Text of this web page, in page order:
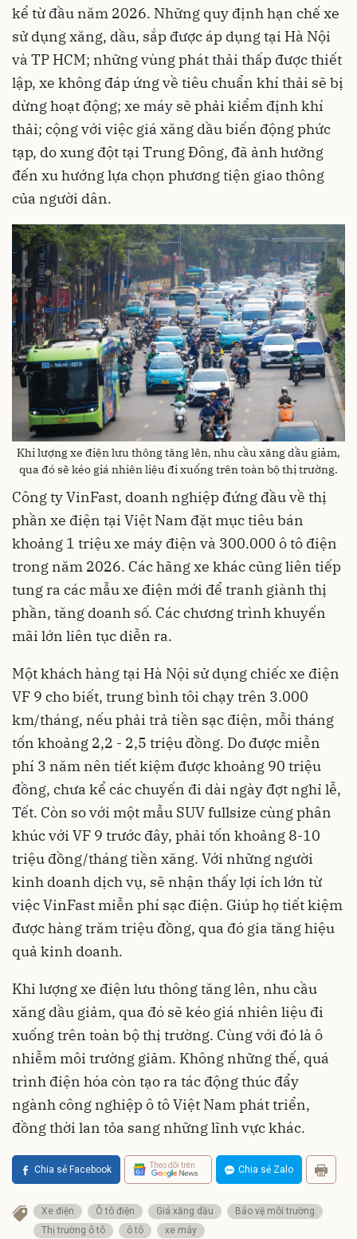
kể từ đầu năm 2026. Những quy định hạn chế xe
sử dụng xăng, dầu, sắp được áp dụng tại Hà Nội
và TP HCM; những vùng phát thải thấp được thiết
lập, xe không đáp ứng về tiêu chuẩn khí thải sẽ bị
dừng hoạt động; xe máy sẽ phải kiểm định khí
thải; cộng với việc giá xăng dầu biến động phức
tạp, do xung đột tại Trung Đông, đã ảnh hưởng
đến xu hướng lựa chọn phương tiện giao thông
của người dân.
Khi lượng xe điện lưu thông tăng lên, nhu cầu xăng dầu giảm,
qua đó sẽ kéo giá nhiên liệu đi xuống trên toàn bộ thị trường.
Công ty VinFast, doanh nghiệp đứng đầu về thị
phần xe điện tại Việt Nam đặt mục tiêu bán
khoảng 1 triệu xe máy điện và 300.000 ô tô điện
trong năm 2026. Các hãng xe khác cũng liên tiếp
tung ra các mẫu xe điện mới để tranh giành thị
phần, tăng doanh số. Các chương trình khuyến
mãi lớn liên tục diễn ra.
Một khách hàng tại Hà Nội sử dụng chiếc xe điện
VF 9 cho biết, trung bình tôi chạy trên 3.000
km/tháng, nếu phải trả tiền sạc điện, mỗi tháng
tốn khoảng 2,2 - 2,5 triệu đồng. Do được miễn
phí 3 năm nên tiết kiệm được khoảng 90 triệu
đồng, chưa kể các chuyến đi dài ngày đợt nghỉ lễ,
Tết. Còn so với một mẫu SUV fullsize cùng phân
khúc với VF 9 trước đây, phải tốn khoảng 8-10
triệu đồng/tháng tiền xăng. Với những người
kinh doanh dịch vụ, sẽ nhận thấy lợi ích lớn từ
việc VinFast miễn phí sạc điện. Giúp họ tiết kiệm
được hàng trăm triệu đồng, qua đó gia tăng hiệu
quả kinh doanh.
Khi lượng xe điện lưu thông tăng lên, nhu cầu
xăng dầu giảm, qua đó sẽ kéo giá nhiên liệu đi
xuống trên toàn bộ thị trường. Cùng với đó là ô
nhiễm môi trường giảm. Không những thế, quá
trình điện hóa còn tạo ra tác động thúc đẩy
ngành công nghiệp ô tô Việt Nam phát triển,
đồng thời lan tỏa sang những lĩnh vực khác.
Chia sẻ Facebook Theo dõi trên Chia sẻ Zalo
Xe điện Ô tô điện Giá xăng dầu
Bảo vệ môi trường
Thị trường ô tô
ô tô xe máy